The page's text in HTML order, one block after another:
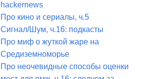
hackernews
Про кино и сериалы, ч.5
Сигнал/Шум, ч.16: подкасты
Про миф о жуткой жаре на
Средиземноморье
Про неочевидные способы оценки